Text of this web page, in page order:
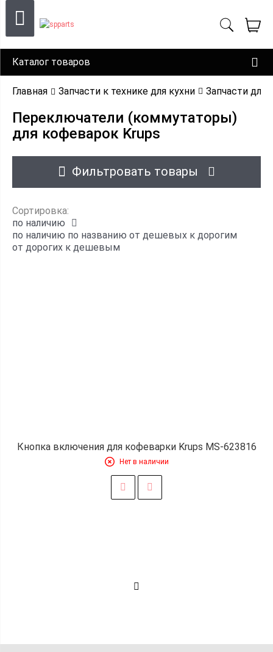
Каталог товаров
Главная Запчасти к технике для кухни Запчасти
Переключатели (коммутаторы)
для кофеварок Krups
Фильтровать товары
Сортировка:
по наличию
по наличию по названию от дешевых к дорогим
от дорогих к дешевым
Кнопка включения для кофеварки Krups MS-623816
Нет в наличии